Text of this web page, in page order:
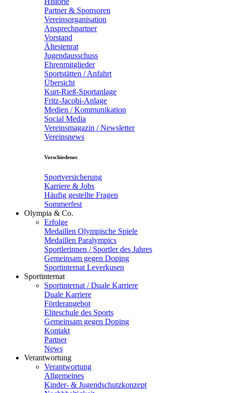
Partner & Sponsoren
Vereinsorganisation
Ansprechpartner
Vorstand
Ältestenrat
Jugendausschuss
Ehrenmitglieder
Sportstätten / Anfahrt
Übersicht
Kurt-Rieß-Sportanlage
Fritz-Jacobi-Anlage
Medien / Kommunikation
Social Media
Vereinsmagazin / Newsletter
Vereinsnews
Verschiedenes
Sportversicherung
Karriere & Jobs
Häufig gestellte Fragen
Sommerfest
Olympia & Co.
Erfolge
Medaillen Olympische Spiele
Medaillen Paralympics
Sportlerinnen / Sportler des Jahres
Gemeinsam gegen Doping
Sportinternat Leverkusen
Sportinternat
Sportinternat / Duale Karriere
Duale Karriere
Förderangebot
Eliteschule des Sports
Gemeinsam gegen Doping
Kontakt
Partner
News
Verantwortung
Verantwortung
Allgemeines
Kinder- & Jugendschutzkonzept